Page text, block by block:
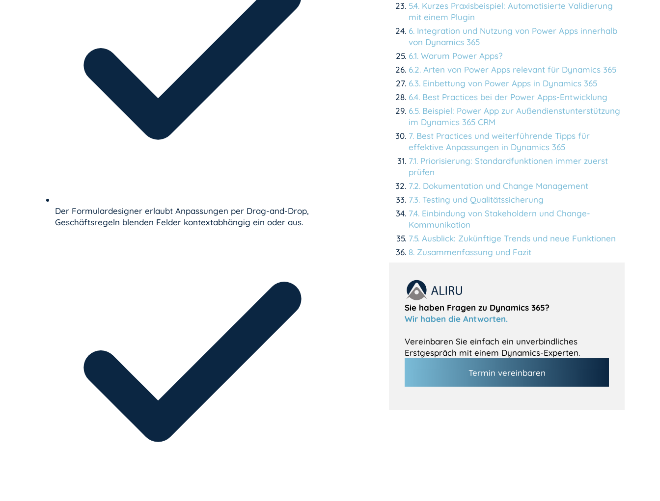
Der Formulardesigner erlaubt Anpassungen per Drag-and-Drop,
Geschäftsregeln blenden Felder kontextabhängig ein oder aus.
5.4. Kurzes Praxisbeispiel: Automatisierte Validierung
mit einem Plugin
6. Integration und Nutzung von Power Apps innerhalb
von Dynamics 365
6.1. Warum Power Apps?
6.2. Arten von Power Apps relevant für Dynamics 365
6.3. Einbettung von Power Apps in Dynamics 365
6.4. Best Practices bei der Power Apps-Entwicklung
6.5. Beispiel: Power App zur Außendienstunterstützung
im Dynamics 365 CRM
7. Best Practices und weiterführende Tipps für
effektive Anpassungen in Dynamics 365
7.1. Priorisierung: Standardfunktionen immer zuerst
prüfen
7.2. Dokumentation und Change Management
7.3. Testing und Qualitätssicherung
7.4. Einbindung von Stakeholdern und Change-
Kommunikation
7.5. Ausblick: Zukünftige Trends und neue Funktionen
8. Zusammenfassung und Fazit
Sie haben Fragen zu Dynamics 365?
Wir haben die Antworten.
Vereinbaren Sie einfach ein unverbindliches
Erstgespräch mit einem Dynamics-Experten.
Termin vereinbaren